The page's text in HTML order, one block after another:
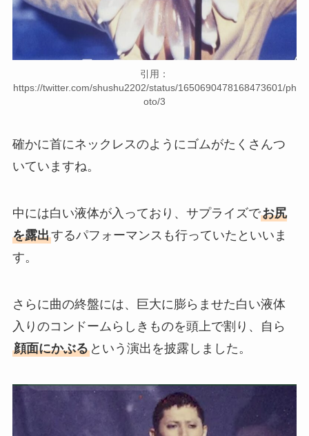
引用：
https://twitter.com/shushu2202/status/1650690478168473601/ph
oto/3
確かに首にネックレスのようにゴムがたくさんつ
いていますね。
中には白い液体が入っており、サプライズでお尻
を露出するパフォーマンスも行っていたといいま
す。
さらに曲の終盤には、巨大に膨らませた白い液体
入りのコンドームらしきものを頭上で割り、自ら
顔面にかぶるという演出を披露しました。